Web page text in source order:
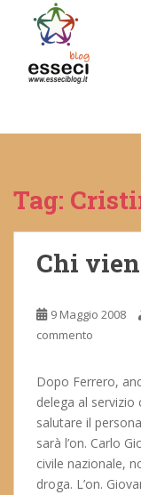
m
Tag:
Chi
9 Maggio 2008
commento
Dopo Ferrero,
delega al servizio
salutare il
sarà l’on. Carlo
civile nazionale,
droga. L’on.